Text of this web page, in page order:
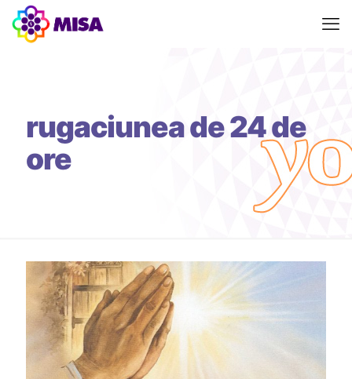
rugaciunea de 24 de
ore